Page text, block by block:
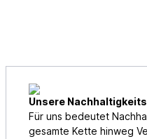
Unsere
Für uns bedeutet
gesamte Kette hinweg